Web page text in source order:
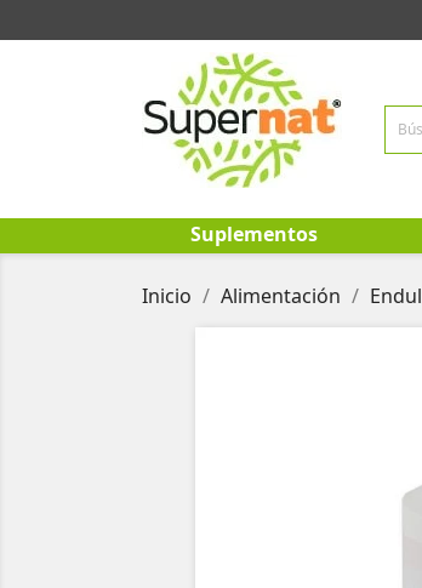
Suplementos
Inicio Alimentación